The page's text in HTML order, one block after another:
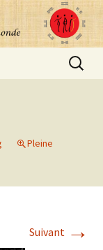
Pleine
Suivant →